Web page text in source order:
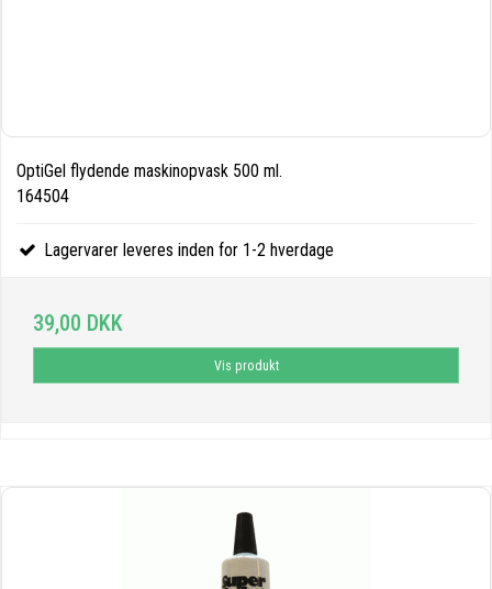
OptiGel flydende maskinopvask 500 ml.
164504
Lagervarer leveres inden for 1-2 hverdage
39,00 DKK
Vis produkt